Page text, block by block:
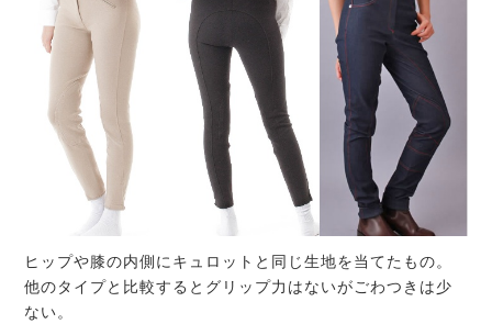
ヒップや膝の内側にキュロットと同じ生地を当てたもの。
他のタイプと比較するとグリップ力はないがごわつきは少
ない。